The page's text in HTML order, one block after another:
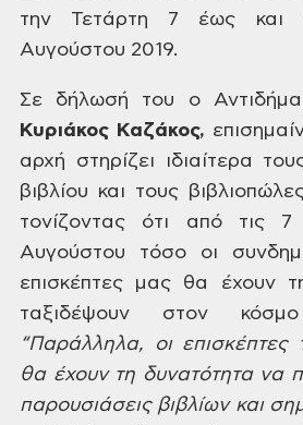
την Τετάρτη 7 έως και
Αυγούστου 2019.
Σε δήλωσή του ο
Κυριάκος Καζάκος,
αρχή στηρίζει ιδιαίτερα
βιβλίου και τους
τονίζοντας ότι από τις
Αυγούστου τόσο οι
επισκέπτες μας θα έχουν
ταξιδέψουν στον
“Παράλληλα, οι επισκέπτες
θα έχουν τη δυνατότητα να
παρουσιάσεις βιβλίωνκαι